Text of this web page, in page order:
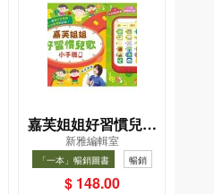
嘉芙姐姐好習慣兒歌
小手機
新雅編輯室
「一本」暢銷圖書 暢銷
$ 148.00